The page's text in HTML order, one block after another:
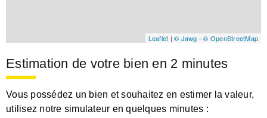
Leaflet | © Jawg -© OpenStreetMap
Estimation de votre bien en 2 minutes
Vous possédez un bien et souhaitez en estimer la valeur,
utilisez notre simulateur en quelques minutes :